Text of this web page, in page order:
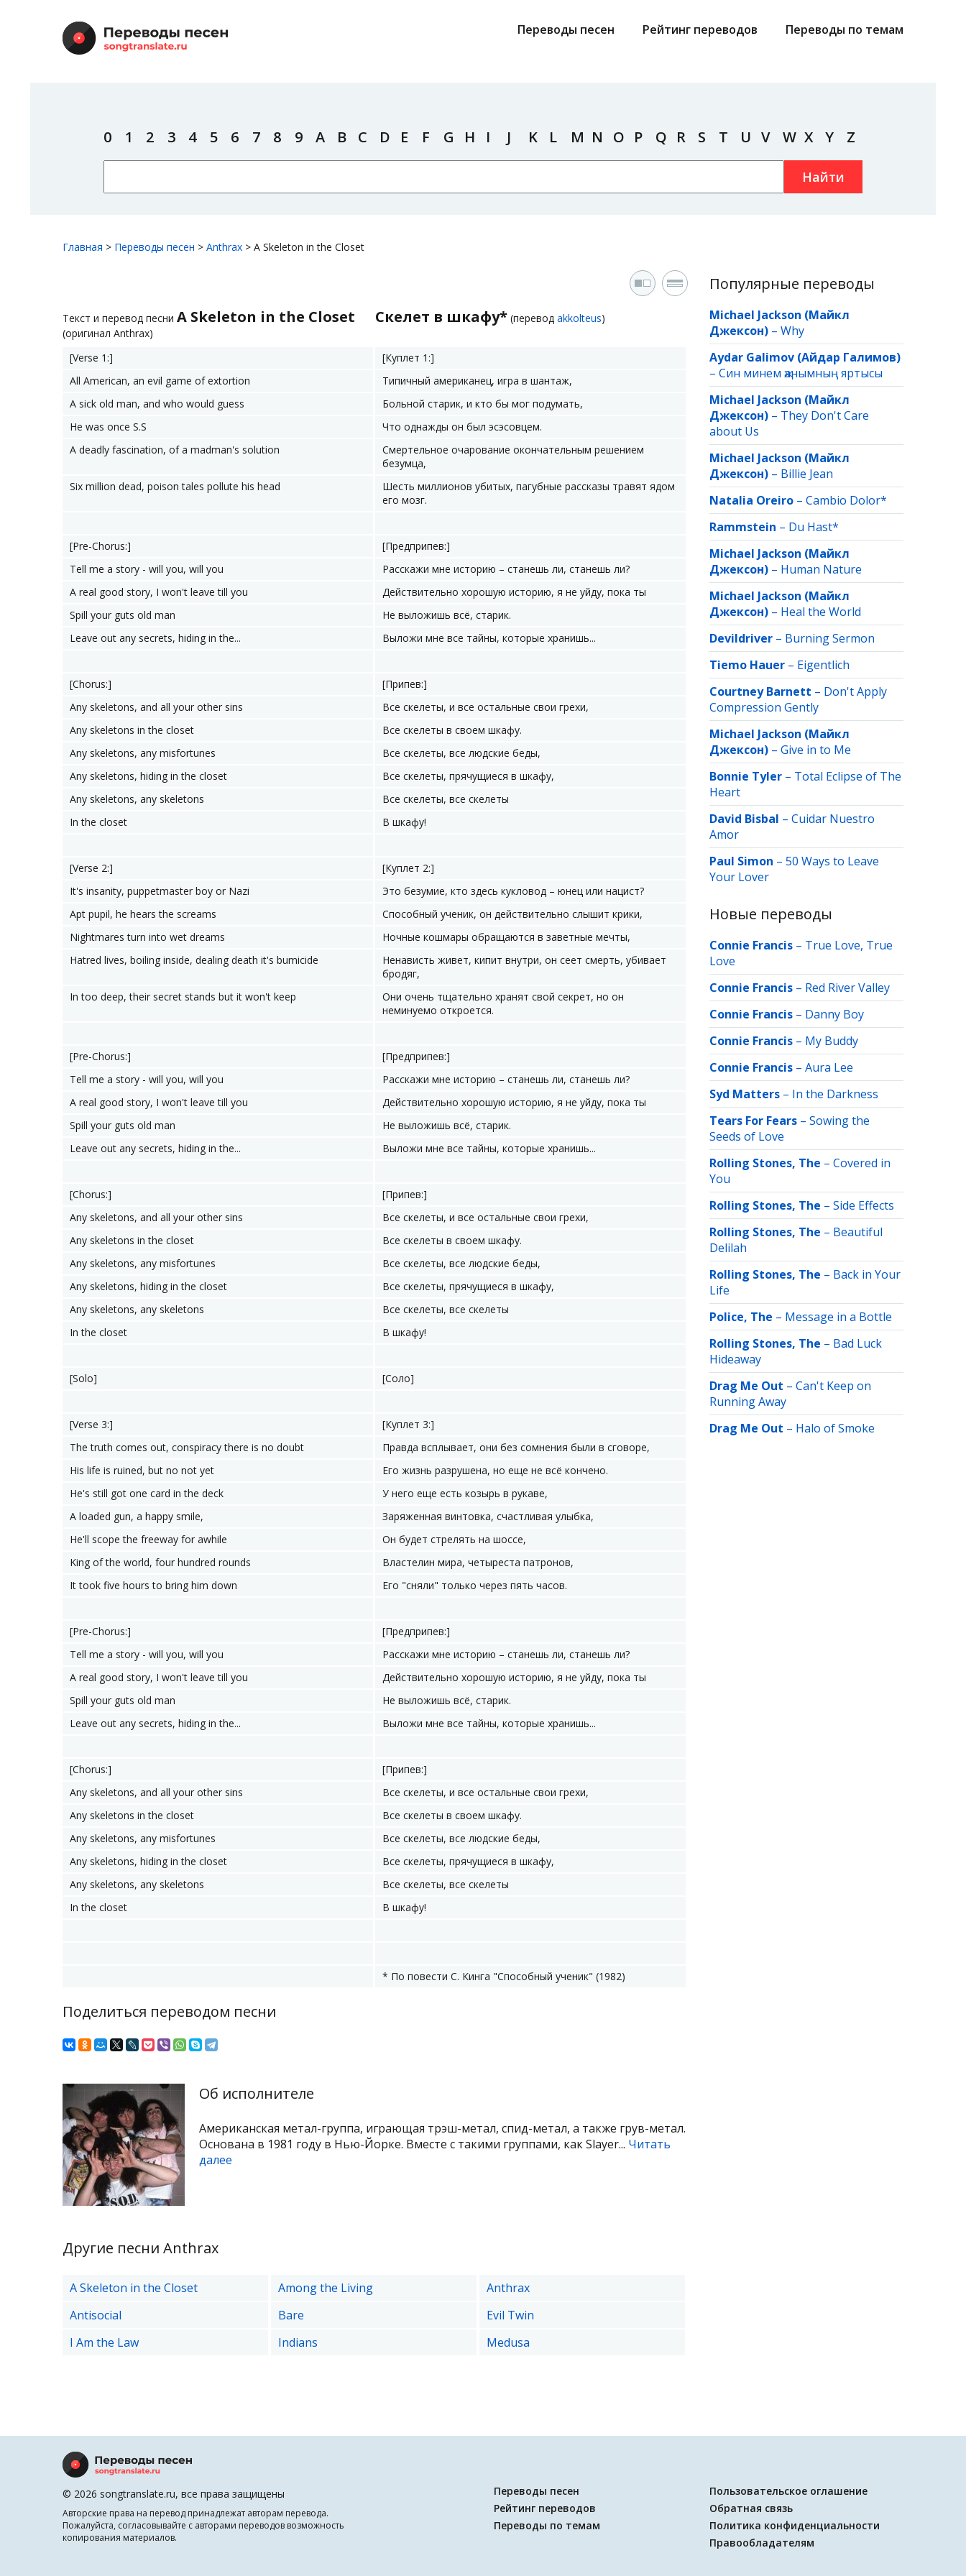
Переводы песен Рейтинг переводов Переводы по темам
0 1 2 3 4 5 6 7 8 9 A B C D E F G H I J K L M N O P Q R S T U V W X Y Z
Найти
Главная > Переводы песен > Anthrax > A Skeleton in the Closet
Текст и перевод песни A Skeleton in the Closet
(оригинал Anthrax)
Скелет в шкафу*(перевод akkolteus)
[Verse 1:]
[Куплет 1:]
All American, an evil game of extortion
Типичный американец, игра в шантаж,
A sick old man, and who would guess
Больной старик, и кто бы мог подумать,
He was once S.S
Что однажды он был эсэсовцем.
A deadly fascination, of a madman's solution
Смертельное очарование окончательным решением
безумца,
Six million dead, poison tales pollute his head
Шесть миллионов убитых, пагубные рассказы травят ядом
его мозг.
[Pre-Chorus:]
[Предприпев:]
Tell me a story - will you, will you
Расскажи мне историю – станешь ли, станешь ли?
A real good story, I won't leave till you
Действительно хорошую историю, я не уйду, пока ты
Spill your guts old man
Не выложишь всё, старик.
Leave out any secrets, hiding in the...
Выложи мне все тайны, которые хранишь...
[Chorus:]
[Припев:]
Any skeletons, and all your other sins
Все скелеты, и все остальные свои грехи,
Any skeletons in the closet
Все скелеты в своем шкафу.
Any skeletons, any misfortunes
Все скелеты, все людские беды,
Any skeletons, hiding in the closet
Все скелеты, прячущиеся в шкафу,
Any skeletons, any skeletons
Все скелеты, все скелеты
In the closet
В шкафу!
[Verse 2:]
[Куплет 2:]
It's insanity, puppetmaster boy or Nazi
Это безумие, кто здесь кукловод – юнец или нацист?
Apt pupil, he hears the screams
Способный ученик, он действительно слышит крики,
Nightmares turn into wet dreams
Ночные кошмары обращаются в заветные мечты,
Hatred lives, boiling inside, dealing death it's bumicide
Ненависть живет, кипит внутри, он сеет смерть, убивает
бродяг,
In too deep, their secret stands but it won't keep
Они очень тщательно хранят свой секрет, но он
неминуемо откроется.
[Pre-Chorus:]
[Предприпев:]
Tell me a story - will you, will you
Расскажи мне историю – станешь ли, станешь ли?
A real good story, I won't leave till you
Действительно хорошую историю, я не уйду, пока ты
Spill your guts old man
Не выложишь всё, старик.
Leave out any secrets, hiding in the...
Выложи мне все тайны, которые хранишь...
[Chorus:]
[Припев:]
Any skeletons, and all your other sins
Все скелеты, и все остальные свои грехи,
Any skeletons in the closet
Все скелеты в своем шкафу.
Any skeletons, any misfortunes
Все скелеты, все людские беды,
Any skeletons, hiding in the closet
Все скелеты, прячущиеся в шкафу,
Any skeletons, any skeletons
Все скелеты, все скелеты
In the closet
В шкафу!
[Solo] [Соло]
[Verse 3:]
[Куплет 3:]
The truth comes out, conspiracy there is no doubt
Правда всплывает, они без сомнения были в сговоре,
His life is ruined, but no not yet
Его жизнь разрушена, но еще не всё кончено.
He's still got one card in the deck
У него еще есть козырь в рукаве,
A loaded gun, a happy smile,
Заряженная винтовка, счастливая улыбка,
He'll scope the freeway for awhile
Он будет стрелять на шоссе,
King of the world, four hundred rounds
Властелин мира, четыреста патронов,
It took five hours to bring him down
Его "сняли" только через пять часов.
[Pre-Chorus:]
[Предприпев:]
Tell me a story - will you, will you
Расскажи мне историю – станешь ли, станешь ли?
A real good story, I won't leave till you
Действительно хорошую историю, я не уйду, пока ты
Spill your guts old man
Не выложишь всё, старик.
Leave out any secrets, hiding in the...
Выложи мне все тайны, которые хранишь...
[Chorus:]
[Припев:]
Any skeletons, and all your other sins
Все скелеты, и все остальные свои грехи,
Any skeletons in the closet
Все скелеты в своем шкафу.
Any skeletons, any misfortunes
Все скелеты, все людские беды,
Any skeletons, hiding in the closet
Все скелеты, прячущиеся в шкафу,
Any skeletons, any skeletons
Все скелеты, все скелеты
In the closet
В шкафу!
* По повести С. Кинга "Способный ученик" (1982)
Поделиться переводом песни
Об исполнителе
Американская метал-группа, играющая трэш-метал, спид-метал, а также грув-метал.
Основана в 1981 году в Нью-Йорке. Вместе с такими группами, как Slayer... Читать
далее
Другие песни Anthrax
A Skeleton in the Closet Among the Living
Anthrax
Antisocial
Bare
Evil Twin
I Am the Law
Indians Medusa
Популярные переводы
Michael Jackson (Майкл
Джексон) – Why
Aydar Galimov (Айдар Галимов)
– Син минем җанымның яртысы
Michael Jackson (Майкл
Джексон) – They Don't Care
about Us
Michael Jackson (Майкл
Джексон) – Billie Jean
Natalia Oreiro – Cambio Dolor*
Rammstein – Du Hast*
Michael Jackson (Майкл
Джексон) – Human Nature
Michael Jackson (Майкл
Джексон) – Heal the World
Devildriver – Burning Sermon
Tiemo Hauer – Eigentlich
Courtney Barnett – Don't Apply
Compression Gently
Michael Jackson (Майкл
Джексон) – Give in to Me
Bonnie Tyler – Total Eclipse of The
Heart
David Bisbal – Cuidar Nuestro
Amor
Paul Simon – 50 Ways to Leave
Your Lover
Новые переводы
Connie Francis – True Love, True
Love
Connie Francis – Red River Valley
Connie Francis – Danny Boy
Connie Francis – My Buddy
Connie Francis – Aura Lee
Syd Matters – In the Darkness
Tears For Fears – Sowing the
Seeds of Love
Rolling Stones, The – Covered in
You
Rolling Stones, The – Side Effects
Rolling Stones, The – Beautiful
Delilah
Rolling Stones, The – Back in Your
Life
Police, The – Message in a Bottle
Rolling Stones, The – Bad Luck
Hideaway
Drag Me Out – Can't Keep on
Running Away
Drag Me Out – Halo of Smoke
© 2026 songtranslate.ru, все права защищены
Авторские права на перевод принадлежат авторам перевода.
Пожалуйста, согласовывайте с авторами переводов возможность
копирования материалов.
Пользовательское оглашение
Обратная связь
Политика конфиденциальности
Правообладателям
Переводы песен
Рейтинг переводов
Переводы по темам